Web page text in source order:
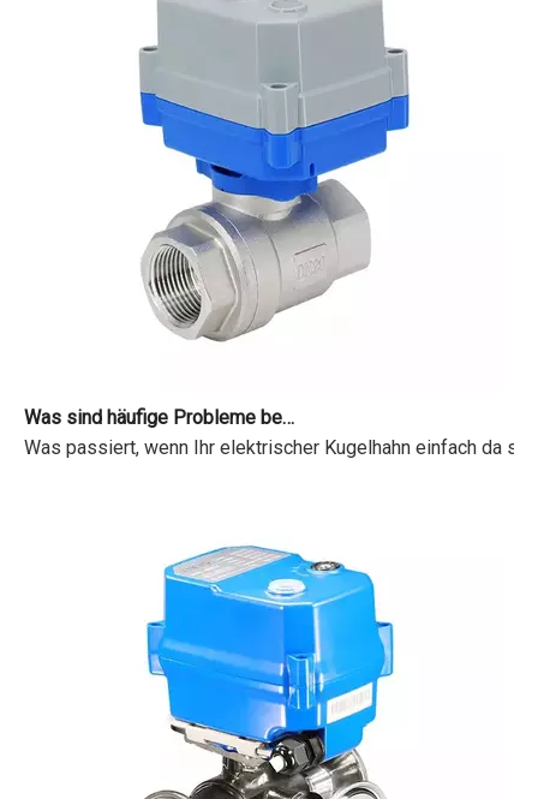
Was passiert, wenn Ihr elektrischer Kugelhahn einfach da